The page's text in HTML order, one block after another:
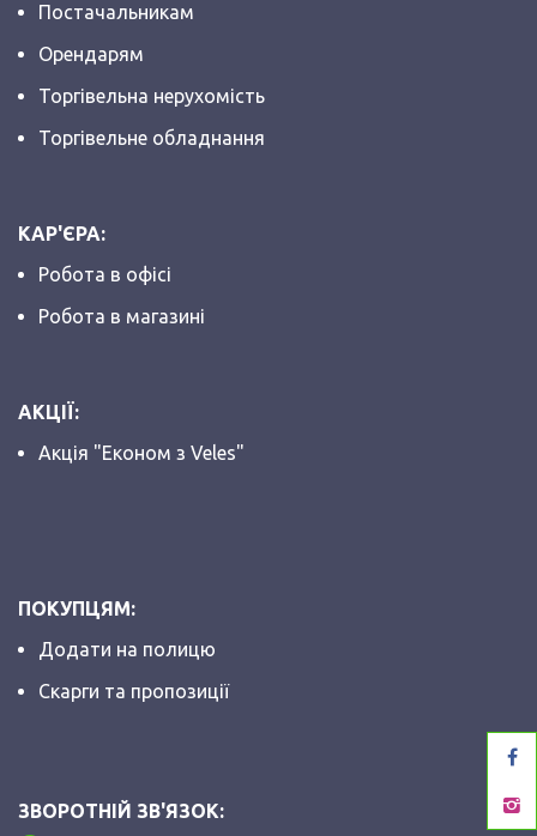
Постачальникам
Орендарям
Торгівельна нерухомість
Торгівельне обладнання
КАР'ЄРА:
Робота в офісі
Робота в магазині
АКЦІЇ:
Акція "Економ з Veles"
ПОКУПЦЯМ:
Додати на полицю
Скарги та пропозиції
ЗВОРОТНІЙ ЗВ'ЯЗОК: